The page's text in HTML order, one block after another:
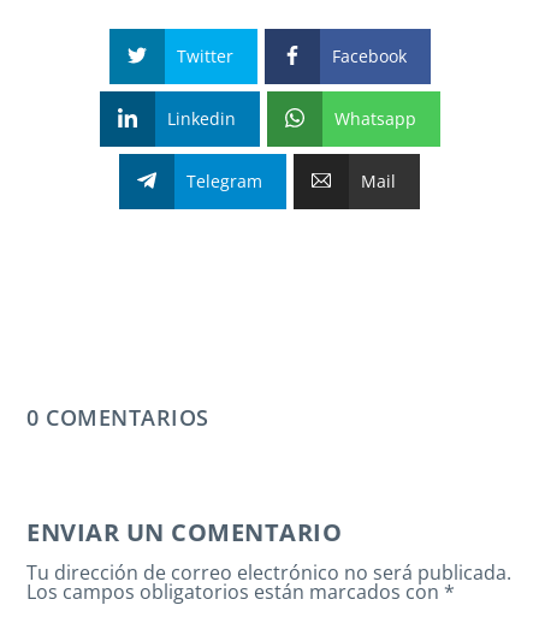
Twitter Facebook
Linkedin Whatsapp
Telegram Mail
0 COMENTARIOS
ENVIAR UN COMENTARIO
Tu dirección de correo electrónico no será publicada.
Los campos obligatorios están marcados con*